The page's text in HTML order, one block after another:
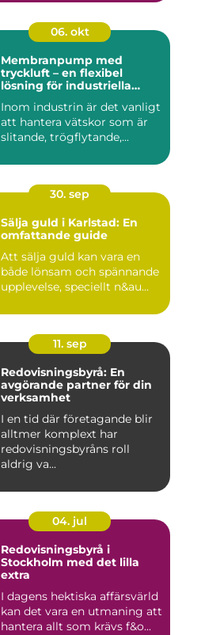
06. okt
Membranpump med
tryckluft – en flexibel
lösning för industriella
Inom industrin är det vanligt
att hantera vätskor som är
slitande, trögflytande,...
30. sep
Sälja guld i Karlstad: En
omfattande guide
Att sälja guld kan vara en
både lönsam och spännande
upplevelse, speciellt n&au...
11. sep
Redovisningsbyrå: En
avgörande partner för din
verksamhet
I en tid där företagande blir
alltmer komplext har
redovisningsbyråns roll
aldrig va...
04. jul
Redovisningsbyrå i
Stockholm med det lilla
extra
I dagens hektiska affärsvärld
kan det vara en utmaning att
hantera allt som krävs f&o...